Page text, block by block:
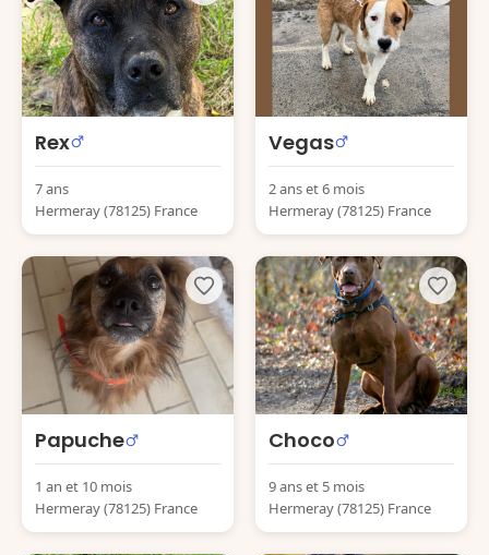
Rex
7 ans
Hermeray (78125) France
Vegas
2 ans et 6 mois
Hermeray (78125) France
Papuche
1 an et 10 mois
Hermeray (78125) France
Choco
9 ans et 5 mois
Hermeray (78125) France